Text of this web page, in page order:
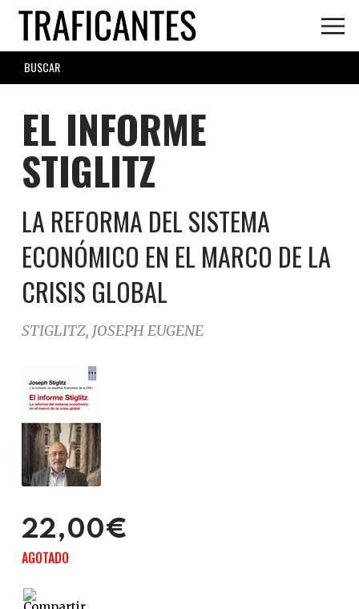
Skip
main
content
SEARCH
FORM
EL INFORME
STIGLITZ
LA REFORMA DEL SISTEMA
ECONÓMICO EN EL MARCO DE LA
CRISIS GLOBAL
STIGLITZ, JOSEPH EUGENE
22,00€
AGOTADO